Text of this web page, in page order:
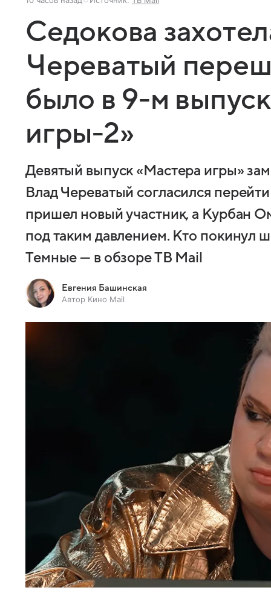
Седокова
Череватый
было в 9-м
игры-2»
Девятый выпуск «Мастера игры»
Влад Череватый согласился
пришел новый участник, а Курбан
под таким давлением. Кто покинул
Темные — в обзоре ТВ Mail
Евгения Башинская
Автор Кино Mail